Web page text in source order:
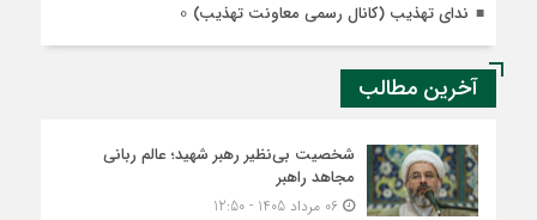
ندای تهذیب (کانال رسمی معاونت تهذیب)
آخرین مطالب
شخصیت بی‌نظیر رهبر شهید؛ عالم ربانی
مجاهد راهبر
06 مرداد 1405 - 12:50